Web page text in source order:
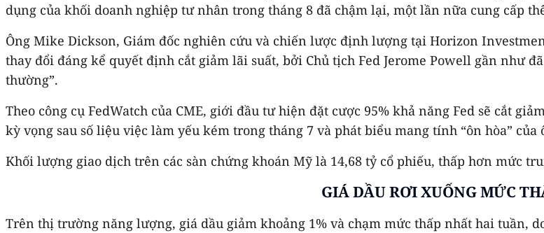
dụng của khối doanh nghiệp tư nhân trong tháng 8 đã chậm lại, một lần nữa cung cấp
Ông Mike Dickson, Giám đốc nghiên cứu và chiến lược định lượng tại Horizon
thay đổi đáng kể quyết định cắt giảm lãi suất, bởi Chủ tịch Fed Jerome Powell gần như
thường”.
Theo công cụ FedWatch của CME, giới đầu tư hiện đặt cược 95% khả năng Fed sẽ cắt
kỳ vọng sau số liệu việc làm yếu kém trong tháng 7 và phát biểu mang tính “ôn hòa” của
Khối lượng giao dịch trên các sàn chứng khoán Mỹ là 14,68 tỷ cổ phiếu, thấp hơn mức
GIÁ DẦU RƠI XUỐNG MỨC
Trên thị trường năng lượng, giá dầu giảm khoảng 1% và chạm mức thấp nhất hai tuần,